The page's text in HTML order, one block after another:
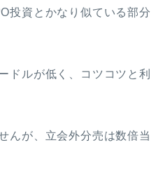
投資とかなり似ている部分
ドルが低く、コツコツと利
んが、立会外分売は数倍当